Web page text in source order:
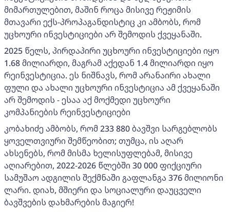
მიმართულებით, მაშინ როცა მისივე რეჟიმის
მთავარი ექს-პროპაგანდისტიც კი ამბობს, რომ
უცხოური ინვესტიციები არ შემოდის ქვეყანაში.
2025 წელს, პირდაპირი უცხოური ინვესტიციები იყო
1.68 მილიარდი, მაგრამ აქედან 1.4 მილიარდი იყო
რეინვესტიცია. ეს ნიშნავს, რომ არანაირი ახალი
ფული და ახალი უცხოური ინვესტიცია ამ ქვეყანაში
არ შემოდის - ესაა აქ მოქმედი უცხოური
კომპანიების რეინვესტიციები
კობახიძე ამბობს, რომ 233 880 ბავშვი სარგებლობს
ყოველთვიური შემწეობით; თუმცა, ის აღარ
ახსენებს, რომ მისმა ხელისუფლებამ, მისივე
აღიარებით, 2022-2026 წლებში 30 000 ფიქციური
სამუშაო ადგილის შექმნაში გაფლანგა 376 მილიონი
ლარი. დიახ, მშიერი და სოციალური დაუცველი
ბავშვების დახმარების მაგიერ!